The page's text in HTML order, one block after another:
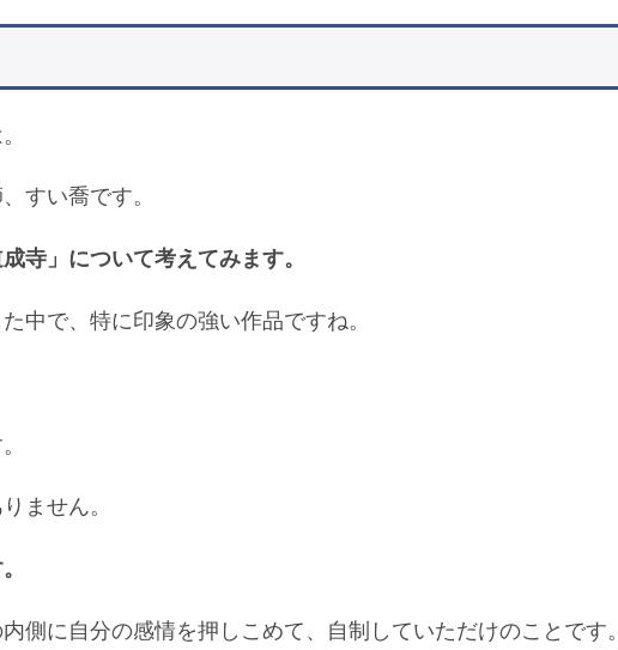
すい喬です。
寺」について考えてみます。
中で、特に印象の強い作品ですね。
ません。
側に自分の感情を押しこめて、自制していただけのことです。